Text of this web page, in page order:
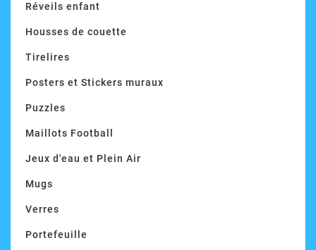
Réveils enfant
Housses de couette
Tirelires
Posters et Stickers muraux
Puzzles
Maillots Football
Jeux d'eau et Plein Air
Mugs
Verres
Portefeuille